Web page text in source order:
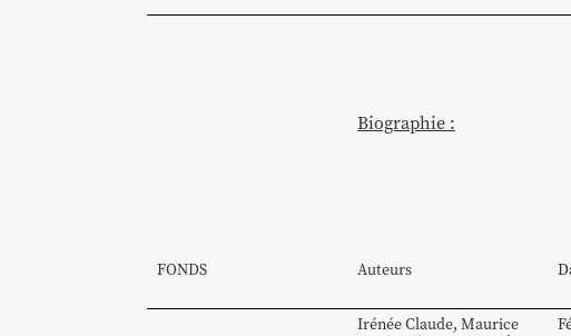
Biographie :
FONDS Auteurs
IrénéeClaude, Maurice